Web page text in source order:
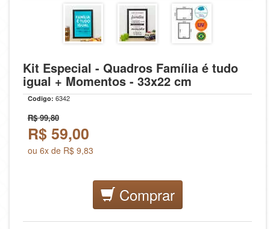
Kit Especial - Quadros Família é tudo
igual + Momentos - 33x22 cm
Codigo: 6342
R$ 99,80
R$ 59,00
ou 6x de R$ 9,83
Comprar